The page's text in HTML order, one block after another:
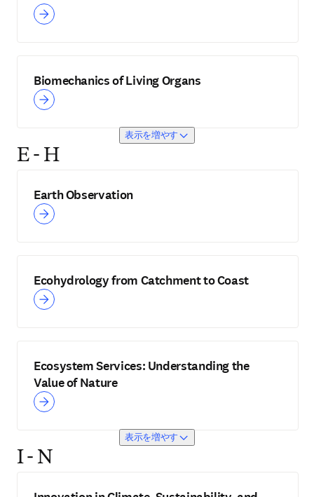
Biomechanics of Living Organs
表示を増やす
E - H
Earth Observation
Ecohydrology from Catchment to Coast
Ecosystem Services: Understanding the
Value of Nature
表示を増やす
I - N